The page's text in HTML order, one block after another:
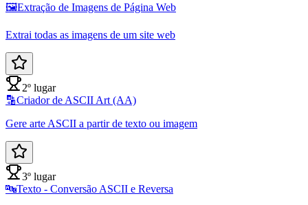
🖼️Extração de Imagens de Página Web
Extrai todas as imagens de um site web
2º lugar
🔡Criador de ASCII Art (AA)
Gere arte ASCII a partir de texto ou imagem
3º lugar
🔤Texto - Conversão ASCII e Reversa